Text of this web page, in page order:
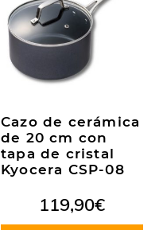
Cazo de cerámica
de 20 cm con
tapa de cristal
Kyocera CSP-08
119,90€